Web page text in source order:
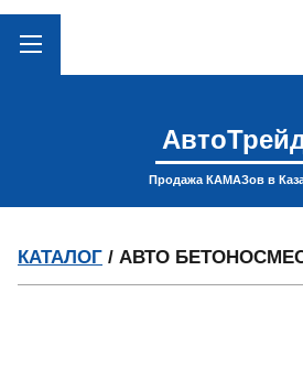
Продажа КАМАЗов в
КАТАЛОГ / АВТО